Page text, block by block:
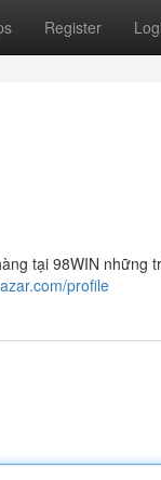
Register
tại 98WIN những
profile